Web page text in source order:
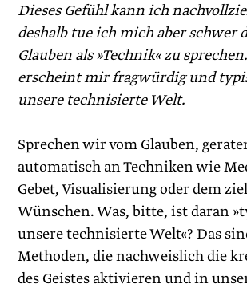
Dieses Gefühl kann ich
deshalb tue ich mich aber schwer
Glauben als »Technik« zu
erscheint mir fragwürdig und
unsere technisierte Welt.
Sprechen wir vom Glauben,
automatisch an Techniken wie
Gebet, Visualisierung oder dem
Wünschen. Was, bitte, ist daran
unsere technisierte Welt«? Das
Methoden, die nachweislich die
des Geistes aktivieren und in